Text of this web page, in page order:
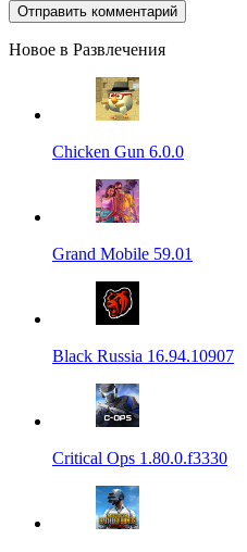
Новое в Развлечения
Chicken Gun 6.0.0
Grand Mobile 59.01
Black Russia 16.94.10907
Critical Ops 1.80.0.f3330